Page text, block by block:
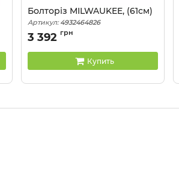
Болторіз MILWAUKEE, (61см)
Артикул: 4932464826
3 392 грн
Купить